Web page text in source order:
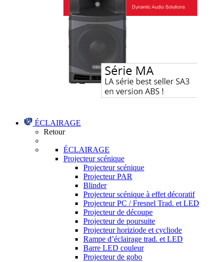
ÉCLAIRAGE
Retour
ÉCLAIRAGE
Projecteur scénique
Projecteur scénique
Projecteur PAR
Blinder
Projecteur scénique à effet décoratif
Projecteur PC / Fresnel Trad. et LED
Projecteur de découpe
Projecteur de poursuite
Projecteur horiziode et cycliode
Rampe d’éclairage trad. et LED
Barre LED couleur
Projecteur de gobo